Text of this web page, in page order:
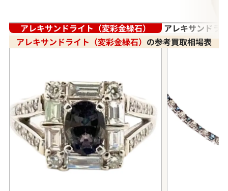
アレキサンドライト（変彩金緑石）
アレキサンドラ
アレキサンドライト（変彩金緑石） の参考買取相場表